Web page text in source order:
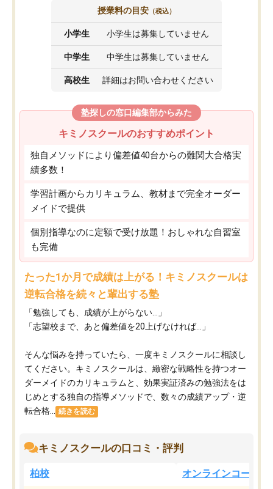
授業料の目安 （税込）
小学生 小学生は募集していません
中学生 中学生は募集していません
高校生 詳細はお問い合わせください
塾探しの窓口編集部からみた
キミノスクールのおすすめポイント
独自メソッドにより偏差値40台からの難関大合格実
績多数！
学習計画からカリキュラム、教材まで完全オーダー
メイドで提供
個別指導なのに定額で受け放題！おしゃれな自習室
も完備
たった1か月で成績は上がる！キミノスクールは
逆転合格を続々と輩出する塾
「勉強しても、成績が上がらない…」
「志望校まで、あと偏差値を20上げなければ…」
そんな悩みを持っていたら、一度キミノスクールに相談し
てください。キミノスクールは、緻密な戦略性を持つオー
ダーメイドのカリキュラムと、効果実証済みの勉強法をは
じめとする独自の指導メソッドで、数々の成績アップ・逆
転合格...
続きを読む
キミノスクールの口コミ・評判
柏校 オンラインコース